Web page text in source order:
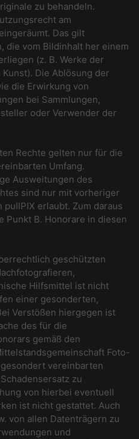
zu behandeln.
am
Das gilt
die vom Bildinhalt her einem
(z. B. Werke der
Die Ablösung der
die Erwirkung von
bei Sammlungen,
oder Verwender der
Rechte gelten nur für die
Umfang.
Ausweitungen des
sind nur mit vorheriger
erlaubt. Zum daraus
Punkt B. Honorare in diesen
geschützten
Hilfsmittel ist nicht
einer gesonderten,
Verstößen hiergegen ist
des für die
gemäß den
Foto-
vereinbarten
zu
von hierbei eventuell
ist nicht gestattet. Auch
von allen Datenträgern zu
und